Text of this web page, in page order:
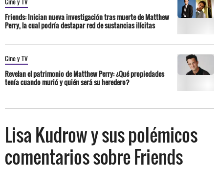
Friends: Inician nueva investigación tras muerte de Matthew
Perry, la cual podría destapar red de sustancias ilícitas
Cine y TV
Revelan el patrimonio de Matthew Perry: ¿Qué propiedades
tenía cuando murió y quién será su heredero?
Lisa Kudrow y sus polémicos
comentarios sobre Friends